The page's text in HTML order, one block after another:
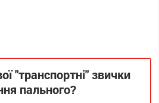
"транспортні" звички
пального?